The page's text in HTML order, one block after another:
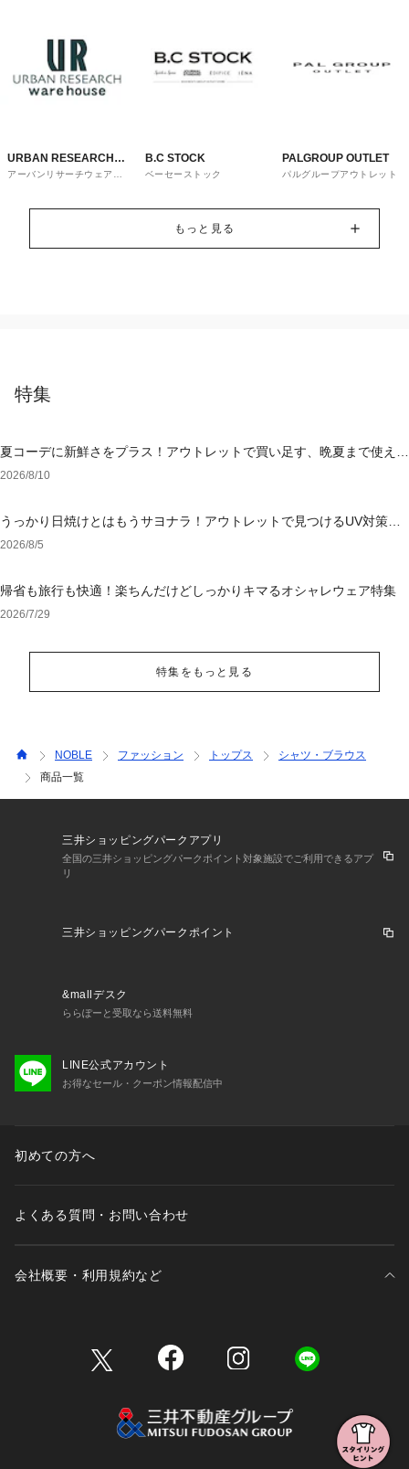
URBAN RESEARCH
ware house
アーバンリサーチウェアハ
B.C STOCK
ベーセーストック
PALGROUP OUTLET
パルグループアウトレット
もっと見る
特集
夏コーデに新鮮さをプラス！アウトレットで買い足す、晩夏まで使える
アイテム
2026/8/10
うっかり日焼けとはもうサヨナラ！アウトレットで見つけるUV対策ウ
ェア
2026/8/5
帰省も旅行も快適！楽ちんだけどしっかりキマるオシャレウェア特集
2026/7/29
特集をもっと見る
NOBLE ファッション トップス
シャツ・ブラウス
商品一覧
三井ショッピングパークアプリ
全国の三井ショッピングパークポイント対象施設でご利用できるアプ
リ
三井ショッピングパークポイント
&mallデスク
ららぽーと受取なら送料無料
LINE公式アカウント
お得なセール・クーポン情報配信中
初めての方へ
よくある質問・お問い合わせ
会社概要・利用規約など